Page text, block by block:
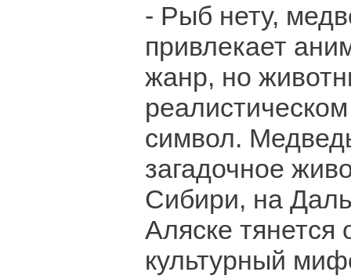
- Рыб нету,
привлекает
жанр, но
символ.
загадочное
Сибири, на
Аляске тянется
культурный